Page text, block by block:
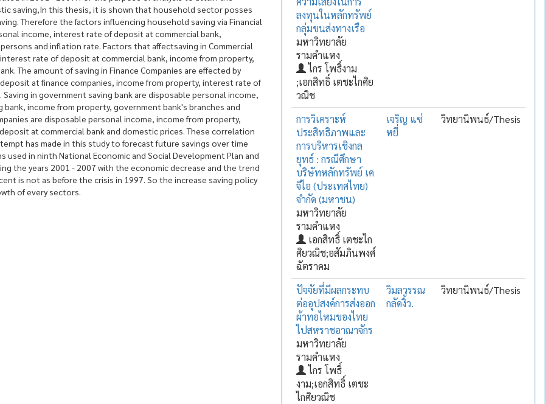
saving,In this thesis, it is shown that household sector posses
Therefore the factors influencing household saving via Financial
income, interest rate of deposit at commercial bank,
and inflation rate. Factors that affectsaving in Commercial
rate of deposit at commercial bank, income from property,
The amount of saving in Finance Companies are effected by
at finance companies, income from property, interest rate of
in government saving bank are disposable personal income,
income from property, government bank's branches and
are disposable personal income, income from property,
at commercial bank and domestic prices. These correlation
has made in this study to forecast future savings over time
in ninth National Economic and Social Development Plan and
the years 2001 - 2007 with the economic decrease and the trend
is not as before the crisis in 1997. So the increase saving policy
of every sectors.
ลงทุนในหลักทรัพย์
กลุ่มขนส่งทางเรือ
มหาวิทยาลัย
รามคำแหง
ไกร โพธิ์งาม
;เอกสิทธิ์ เตชะไกศิย
วณิช
การวิเคราะห์
ประสิทธิภาพและ
การบริหารเชิงกล
ยุทธ์ : กรณีศึกษา
บริษัทหลักทรัพย์ เค
จีไอ (ประเทศไทย)
จำกัด (มหาชน)
มหาวิทยาลัย
รามคำแหง
เอกสิทธิ์ เตชะไก
ศิยวณิช;อสัมภินพงศ์
ฉัตราคม
เจริญ แซ่
หยี่
วิทยานิพนธ์/Thesis
ปัจจัยที่มีผลกระทบ
ต่ออุปสงค์การส่งออก
ผ้าทอไหมของไทย
ไปสหราชอาณาจักร
มหาวิทยาลัย
รามคำแหง
ไกร โพธิ์
งาม;เอกสิทธิ์ เตชะ
ไกศิยวณิช
วิมลวรรณ
กลัดงิ้ว.
วิทยานิพนธ์/Thesis